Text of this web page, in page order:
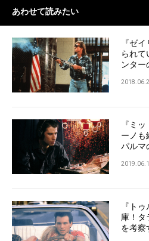
あわせて読みたい
『ゼ
られ
ンター
『ミ
ーノも
パルマ
『ト
庫！タ
を考察